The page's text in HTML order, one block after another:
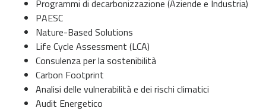
Programmi di decarbonizzazione (Aziende e Industria)
PAESC
Nature-Based Solutions
Life Cycle Assessment (LCA)
Consulenza per la sostenibilità
Carbon Footprint
Analisi delle vulnerabilità e dei rischi climatici
Audit Energetico